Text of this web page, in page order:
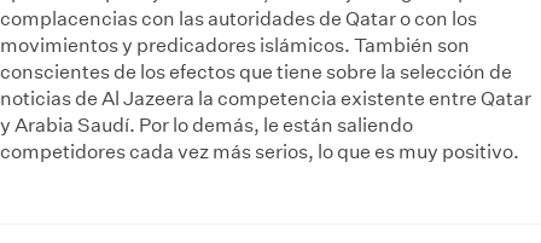
complacencias con las autoridades de Qatar o con los
movimientos y predicadores islámicos. También son
conscientes de los efectos que tiene sobre la selección de
noticias de Al Jazeera la competencia existente entre Qatar
y Arabia Saudí. Por lo demás, le están saliendo
competidores cada vez más serios, lo que es muy positivo.